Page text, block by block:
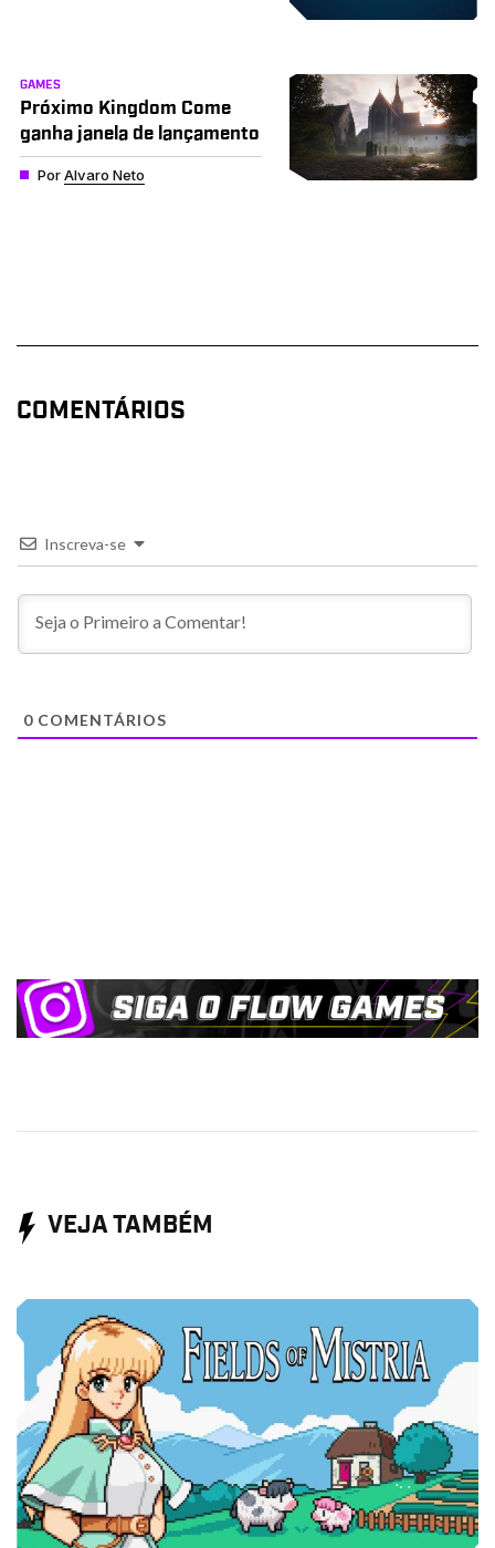
GAMES
Próximo Kingdom Come
ganha janela de lançamento
PorAlvaro Neto
COMENTÁRIOS
Inscreva-se
0 COMENTÁRIOS
VEJA TAMBÉM